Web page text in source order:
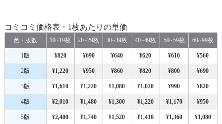
コミコミ価格表・1枚あたりの単価
色・版数 10~19枚 20~29枚 30~39枚 40~49枚 50~59枚 60~99枚
1版 ¥820 ¥690 ¥640 ¥620 ¥610 ¥560
2版 ¥1,220 ¥950 ¥860 ¥820 ¥800 ¥690
3版 ¥1,610 ¥1,220 ¥1,080 ¥1,020 ¥990 ¥820
4版 ¥2,010 ¥1,480 ¥1,300 ¥1,220 ¥1,170 ¥950
5版 ¥2,400 ¥1,740 ¥1,520 ¥1,410 ¥1,360 ¥1,080